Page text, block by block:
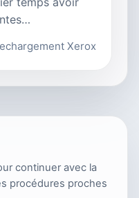
Xerox
continuer avec la
procédures proches